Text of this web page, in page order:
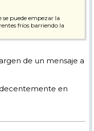
se puede empezar la
fríos barriendo la
de un mensaje a
en